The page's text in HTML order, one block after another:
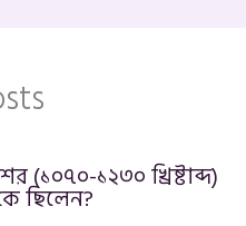
(১০৭০-১২৩০ খ্রিষ্টাব্দ)
ছিলেন?